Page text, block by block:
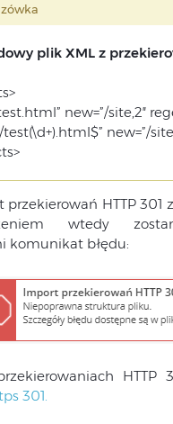
plik XML z
new=”/site,2″
test(\d+).html$” new=”/
przekierowań HTTP 301
wtedy
komunikat błędu:
HTTP
301.